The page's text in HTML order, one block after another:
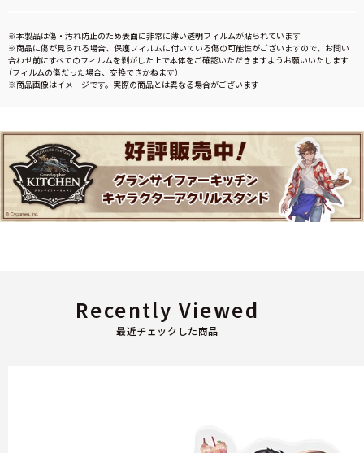
※本製品は傷・汚れ防止のため表面に非常に薄い透明フィルムが貼られています
※商品に傷が見られる場合、保護フィルムに付いている傷の可能性がございますので、お問い
合わせ前にすべてのフィルムを剝がした上で本体をご確認いただきますようお願いいたします
（フィルムの傷だった場合、交換できかねます）
※商品画像はイメージです。実際の商品とは異なる場合がございます
最近チェックした商品
Recently Viewed